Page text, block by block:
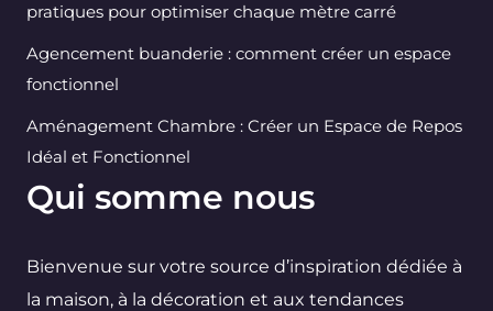
pratiques pour optimiser chaque mètre carré
Agencement buanderie : comment créer un espace
fonctionnel
Aménagement Chambre : Créer un Espace de Repos
Idéal et Fonctionnel
Qui somme nous
Bienvenue sur votre source d’inspiration dédiée à
la maison, à la décoration et aux tendances